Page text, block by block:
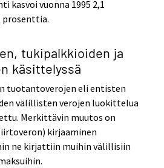
kasvoi vuonna 1995 2,1
prosenttia.
tukipalkkioiden ja
käsittelyssä
tuotantoverojen eli entisten
välillisten verojen luokittelua
Merkittävin muutos on
kirjaaminen
ne kirjattiin muihin välillisiin